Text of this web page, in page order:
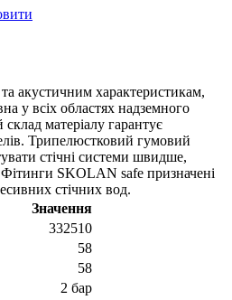
акустичним характеристикам,
у всіх областях надземного
матеріалу гарантує
Трипелюстковий гумовий
стічні системи швидше,
SKOLAN safe призначені
стічних вод.
Значення
332510
58
58
2 бар